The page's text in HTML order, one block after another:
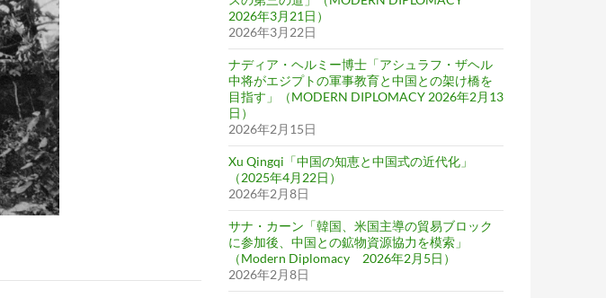
2026年3月21日）
2026年3月22日
ナディア・ヘルミー博士「アシュラフ・ザヘル
中将がエジプトの軍事教育と中国との架け橋を
目指す」（MODERN DIPLOMACY 2026年2月13
日）
2026年2月15日
Xu Qingqi「中国の知恵と中国式の近代化」
（2025年4月22日）
2026年2月8日
サナ・カーン「韓国、米国主導の貿易ブロック
に参加後、中国との鉱物資源協力を模索」
（Modern Diplomacy 2026年2月5日）
2026年2月8日